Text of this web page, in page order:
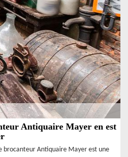
Antiquaire Mayer en est
brocanteur Antiquaire Mayer est une